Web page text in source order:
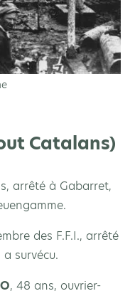
Catalans)
arrêté à Gabarret,
des F.F.I., arrêté
survécu.
, 48 ans, ouvrier-